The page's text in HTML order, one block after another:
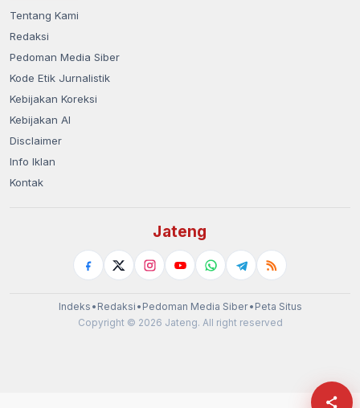
Tentang Kami
Redaksi
Pedoman Media Siber
Kode Etik Jurnalistik
Kebijakan Koreksi
Kebijakan AI
Disclaimer
Info Iklan
Kontak
Jateng
Indeks • Redaksi • Pedoman Media Siber• Peta Situs
Copyright © 2026 Jateng. All right reserved